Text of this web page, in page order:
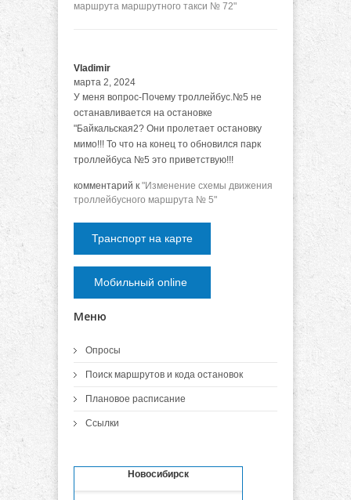
маршрута маршрутного такси № 72"
Vladimir
марта 2, 2024
У меня вопрос-Почему троллейбус.№5 не
останавливается на остановке
"Байкальская2? Они пролетает остановку
мимо!!! То что на конец то обновился парк
троллейбуса №5 это приветствую!!!
комментарий к "Изменение схемы движения
троллейбусного маршрута № 5"
Транспорт на карте
Мобильный online
Меню
Опросы
Поиск маршрутов и кода остановок
Плановое расписание
Ссылки
Новосибирск